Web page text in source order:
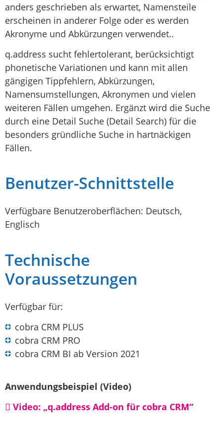
anders geschrieben als erwartet, Namensteile
erscheinen in anderer Folge oder es werden
Akronyme und Abkürzungen verwendet..
q.address sucht fehlertolerant, berücksichtigt
phonetische Variationen und kann mit allen
gängigen Tippfehlern, Abkürzungen,
Namensumstellungen, Akronymen und vielen
weiteren Fällen umgehen. Ergänzt wird die Suche
durch eine Detail Suche (Detail Search) für die
besonders gründliche Suche in hartnäckigen
Fällen.
Benutzer-Schnittstelle
Verfügbare Benutzeroberflächen: Deutsch,
Englisch
Technische
Voraussetzungen
Verfügbar für:
cobra CRM PLUS
cobra CRM PRO
cobra CRM BI ab Version 2021
Anwendungsbeispiel (Video)
Video: „q.address Add-on für cobra CRM“